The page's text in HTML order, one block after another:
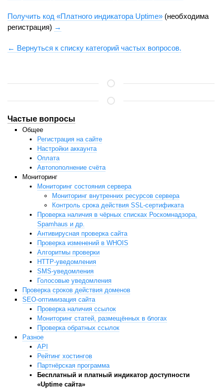
Получить код «Платного индикатора Uptime» (необходима
регистрация) →
← Вернуться к списку категорий частых вопросов.
Частые вопросы
Общее
Регистрация на сайте
Настройки аккаунта
Оплата
Автопополнение счёта
Мониторинг
Мониторинг состояния сервера
Мониторинг внутренних ресурсов сервера
Контроль срока действия SSL-сертификата
Проверка наличия в чёрных списках Роскомнадзора,
Spamhaus и др.
Антивирусная проверка сайта
Проверка изменений в WHOIS
Алгоритмы проверки
HTTP-уведомления
SMS-уведомления
Голосовые уведомления
Проверка сроков действия доменов
SEO-оптимизация сайта
Проверка наличия ссылок
Мониторинг статей, размещённых в блогах
Проверка обратных ссылок
Разное
API
Рейтинг хостингов
Партнёрская программа
Бесплатный и платный индикатор доступности
«Uptime сайта»